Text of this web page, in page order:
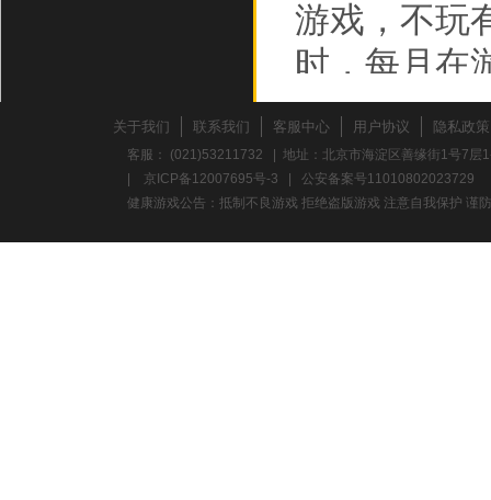
游戏，不玩
时，每月在
3.不要将
折时，应多
力。
养成积极
关于我们 联系我们 客服中心 用户协议 隐私政策
客服： (021)53211732 | 地址：北京市海淀区善缘街1号7
京ICP备12007695号-3
公安备案号11010802023729
健康游戏公告：抵制不良游戏 拒绝盗版游戏 注意自我保护 谨